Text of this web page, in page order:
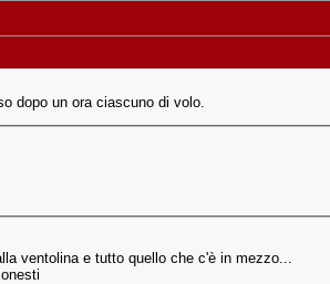
dopo un ora ciascuno di volo.
ventolina e tutto quello che c'è in mezzo...